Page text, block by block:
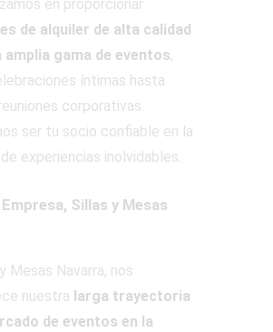
en proporcionar
de alquiler de alta calidad
amplia gama de eventos,
íntimas hasta
corporativas.
ser tu socio confiable en la
experiencias inolvidables.
Sillas y Mesas
Mesas Navarra, nos
nuestra larga trayectoria
de eventos en la